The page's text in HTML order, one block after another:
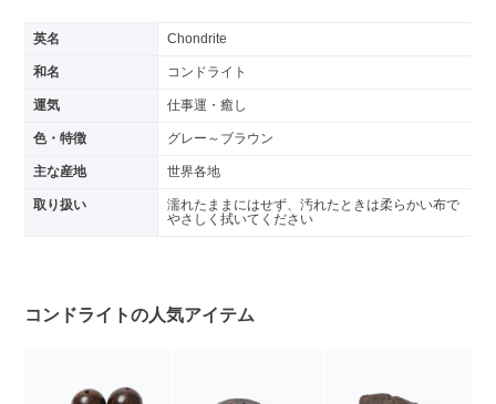
英名 Chondrite
和名 コンドライト
運気 仕事運・癒し
色・特徴 グレー～ブラウン
主な産地 世界各地
取り扱い
濡れたままにはせず、汚れたときは柔らかい布で
やさしく拭いてください
コンドライトの人気アイテム